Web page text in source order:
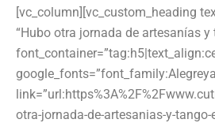
[vc_column][vc_custom_heading
“Hubo otra jornada de artesanías y
otra-jornada-de-artesanias-y-tango-